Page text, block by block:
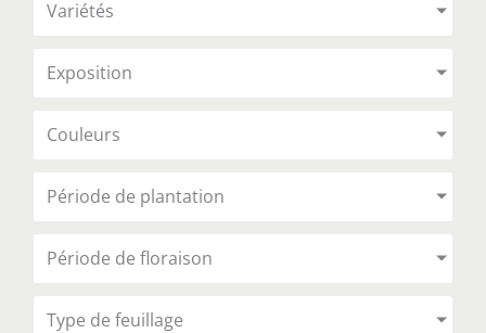
Variétés
Exposition
Couleurs
Période de plantation
Période de floraison
Type de feuillage